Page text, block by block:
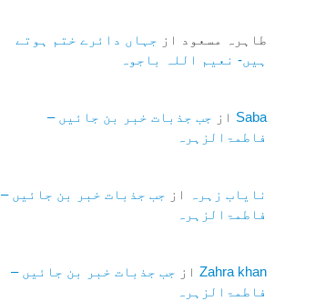
طاہرہ مسعود از جہاں دائرے ختم ہوتے
ہیں- نعیم اللہ باجوہ
Saba از جب جذبات خبر بن جائیں –
فاطمۃالزہرہ
نایاب زہرہ از جب جذبات خبر بن جائیں –
فاطمۃالزہرہ
Zahra khanاز جب جذبات خبر بن جائیں –
فاطمۃالزہرہ